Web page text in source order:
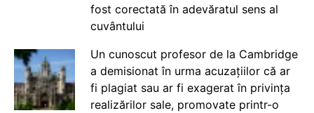
fost corectată în adevăratul sens al
cuvântului
Un cunoscut profesor de la Cambridge
a demisionat în urma acuzațiilor că ar
fi plagiat sau ar fi exagerat în privința
realizărilor sale, promovate printr-o